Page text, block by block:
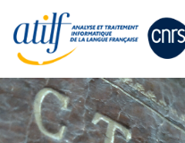
content